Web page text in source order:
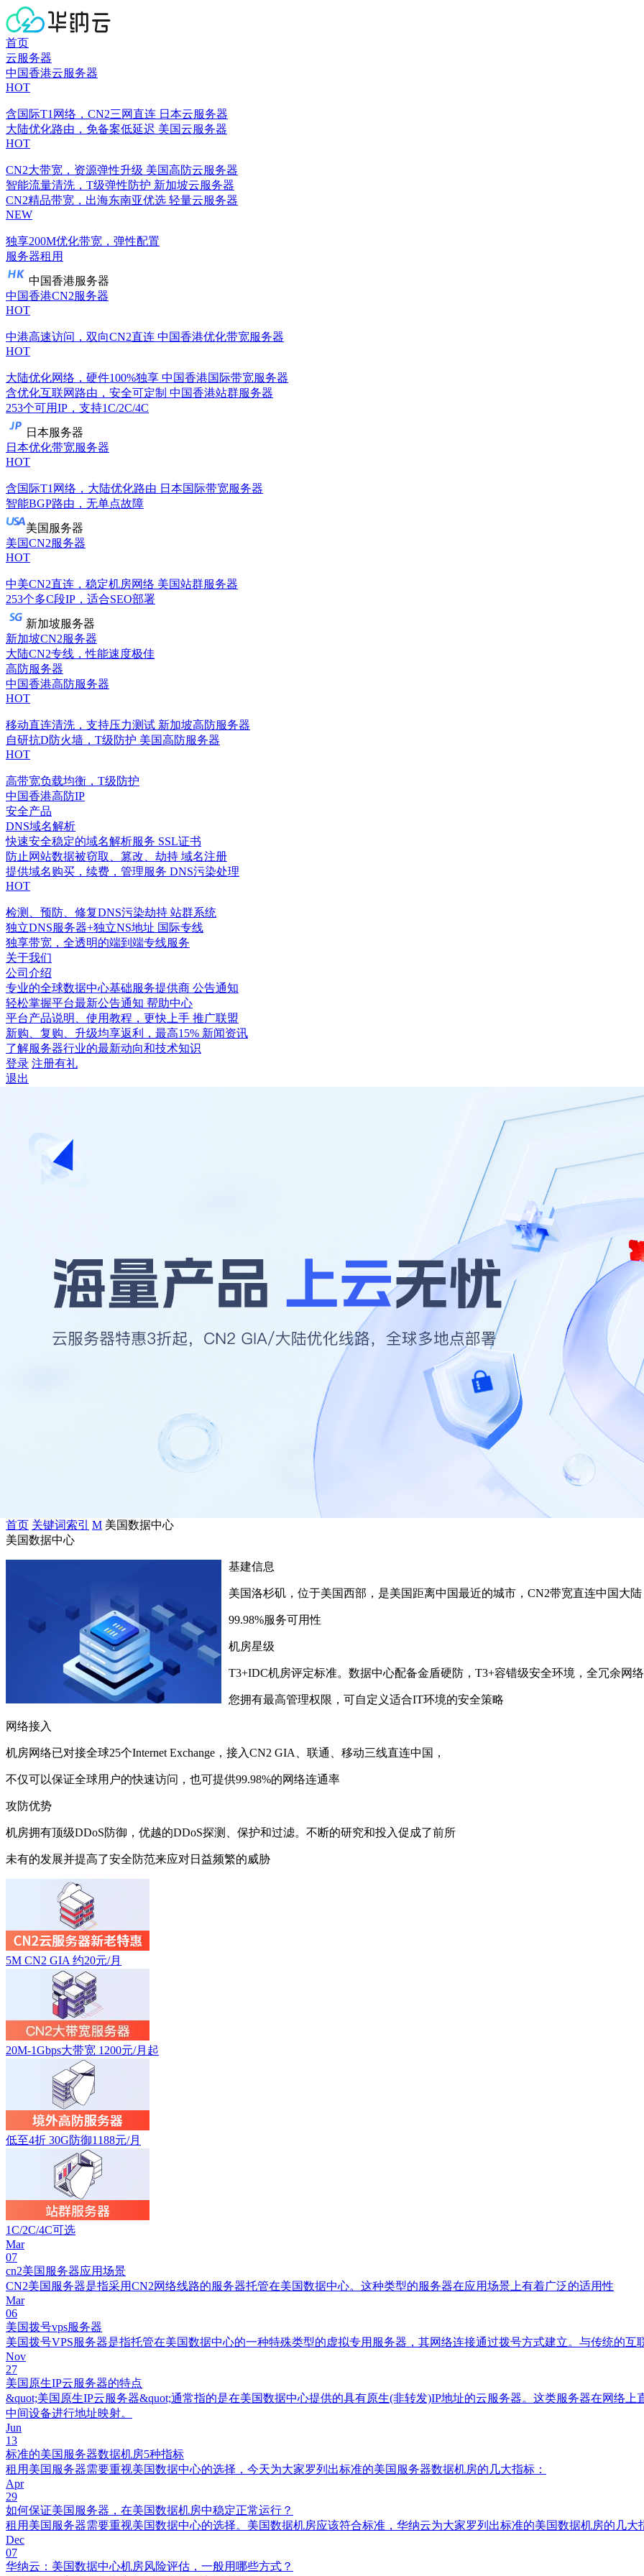
首页
云服务器
中国香港云服务器
HOT
含国际T1网络，CN2三网直连 日本云服务器
大陆优化路由，免备案低延迟 美国云服务器
HOT
CN2大带宽，资源弹性升级 美国高防云服务器
智能流量清洗，T级弹性防护 新加坡云服务器
CN2精品带宽，出海东南亚优选 轻量云服务器
NEW
独享200M优化带宽，弹性配置
服务器租用
中国香港服务器
中国香港CN2服务器
HOT
中港高速访问，双向CN2直连 中国香港优化带宽服务器
HOT
大陆优化网络，硬件100%独享 中国香港国际带宽服务器
含优化互联网路由，安全可定制 中国香港站群服务器
253个可用IP，支持1C/2C/4C
日本服务器
日本优化带宽服务器
HOT
含国际T1网络，大陆优化路由 日本国际带宽服务器
智能BGP路由，无单点故障
美国服务器
美国CN2服务器
HOT
中美CN2直连，稳定机房网络 美国站群服务器
253个多C段IP，适合SEO部署
新加坡服务器
新加坡CN2服务器
大陆CN2专线，性能速度极佳
高防服务器
中国香港高防服务器
HOT
移动直连清洗，支持压力测试 新加坡高防服务器
自研抗D防火墙，T级防护 美国高防服务器
HOT
高带宽负载均衡，T级防护
中国香港高防IP
安全产品
DNS域名解析
快速安全稳定的域名解析服务 SSL证书
防止网站数据被窃取、篡改、劫持 域名注册
提供域名购买，续费，管理服务 DNS污染处理
HOT
检测、预防、修复DNS污染劫持 站群系统
独立DNS服务器+独立NS地址 国际专线
独享带宽，全透明的端到端专线服务
关于我们
公司介绍
专业的全球数据中心基础服务提供商 公告通知
轻松掌握平台最新公告通知 帮助中心
平台产品说明、使用教程，更快上手 推广联盟
新购、复购、升级均享返利，最高15% 新闻资讯
了解服务器行业的最新动向和技术知识
登录 注册有礼
退出
首页 关键词索引 M 美国数据中心
美国数据中心
基建信息
美国洛杉矶，位于美国西部，是美国距离中国最近的城市，CN2带宽直连中国大陆
99.98%服务可用性
机房星级
T3+IDC机房评定标准。数据中心配备金盾硬防，T3+容错级安全环境，全冗余网
您拥有最高管理权限，可自定义适合IT环境的安全策略
网络接入
机房网络已对接全球25个Internet Exchange，接入CN2 GIA、联通、移动三线直连中国，
不仅可以保证全球⽤户的快速访问，也可提供99.98%的⽹络连通率
攻防优势
机房拥有顶级DDoS防御，优越的DDoS探测、保护和过滤。不断的研究和投入促成了前所
未有的发展并提高了安全防范来应对日益频繁的威胁
5M CN2 GIA 约20元/月
20M-1Gbps大带宽 1200元/月起
低至4折 30G防御1188元/月
1C/2C/4C可选
Mar
07
cn2美国服务器应用场景
CN2美国服务器是指采用CN2网络线路的服务器托管在美国数据中心。这种类型的服务器在应用场景上有着广泛的适用性
Mar
06
美国拨号vps服务器
美国拨号VPS服务器是指托管在美国数据中心的一种特殊类型的虚拟专用服务器，其网络连接通过拨号方式建立。与传统的互
Nov
27
美国原生IP云服务器的特点
&quot;美国原生IP云服务器&quot;通常指的是在美国数据中心提供的具有原生(非转发)IP地址的云服务器。这类服务器在网络
中间设备进行地址映射。
Jun
13
标准的美国服务器数据机房5种指标
租用美国服务器需要重视美国数据中心的选择，今天为大家罗列出标准的美国服务器数据机房的几大指标：
Apr
29
如何保证美国服务器，在美国数据机房中稳定正常运行？
租用美国服务器需要重视美国数据中心的选择。美国数据机房应该符合标准，华纳云为大家罗列出标准的美国数据机房的几大
Dec
07
华纳云：美国数据中心机房风险评估，一般用哪些方式？